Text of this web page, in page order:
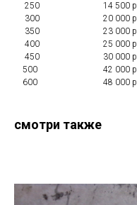
250 14 500
300 20 000
350 23 000
400 25 000
450 30 000
500 42 000
600 48 000
смотри также